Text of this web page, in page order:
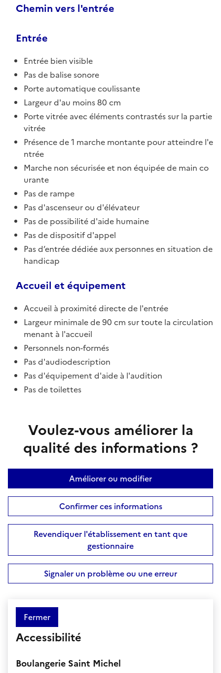
Chemin vers l'entrée
Entrée
Entrée bien visible
Pas de balise sonore
Porte automatique coulissante
Largeur d'au moins 80 cm
Porte vitrée avec éléments contrastés sur la partie
vitrée
Présence de 1 marche montante pour atteindre l'e
ntrée
Marche non sécurisée et non équipée de main co
urante
Pas de rampe
Pas d'ascenseur ou d'élévateur
Pas de possibilité d'aide humaine
Pas de dispositif d'appel
Pas d’entrée dédiée aux personnes en situation de
handicap
Accueil et équipement
Accueil à proximité directe de l'entrée
Largeur minimale de 90 cm sur toute la circulation
menant à l'accueil
Personnels non-formés
Pas d'audiodescription
Pas d'équipement d'aide à l'audition
Pas de toilettes
Voulez-vous améliorer la
qualité des informations ?
Améliorer ou modifier
Confirmer ces informations
Revendiquer l'établissement en tant que
gestionnaire
Signaler un problème ou une erreur
Fermer
Accessibilité
Boulangerie Saint Michel